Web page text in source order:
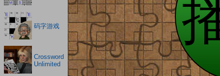
码字游戏
Crossword
Unlimited